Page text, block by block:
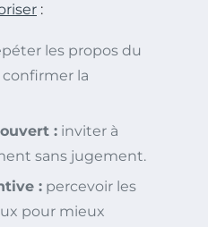
:
les propos du
la
: inviter à
sans jugement.
: percevoir les
pour mieux